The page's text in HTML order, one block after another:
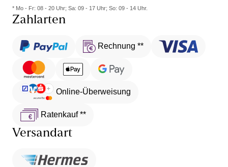
* Mo - Fr: 08 - 20 Uhr; Sa: 09 - 17 Uhr; So: 09 - 14 Uhr.
Zahlarten
Rechnung **
Online-Überweisung
Ratenkauf **
Versandart